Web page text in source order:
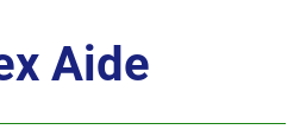
Aide